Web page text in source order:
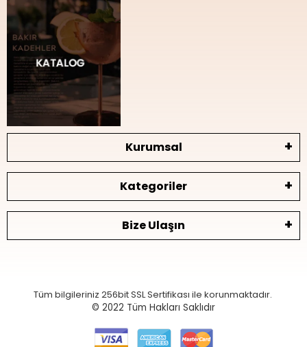
Kurumsal
Kategoriler
Bize Ulaşın
Tüm bilgileriniz 256bit SSL Sertifikası ile korunmaktadır.
© 2022 Tüm Hakları Saklıdır